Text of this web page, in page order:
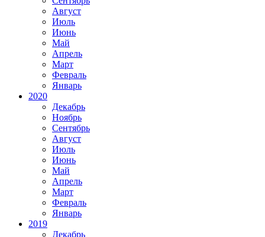
Август
Июль
Июнь
Май
Апрель
Март
Февраль
Январь
2020
Декабрь
Ноябрь
Сентябрь
Август
Июль
Июнь
Май
Апрель
Март
Февраль
Январь
2019
Декабрь